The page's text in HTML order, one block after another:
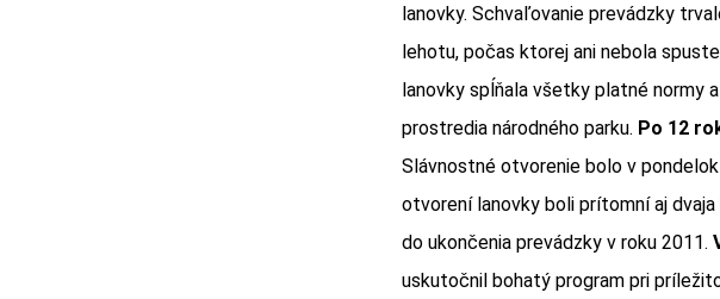
lanovky. Schvaľovanie prevádzky
lehotu, počas ktorej ani nebola
lanovky spĺňala všetky platné normy
prostredia národného parku. Po 12
Slávnostné otvorenie bolo v
otvorení lanovky boli prítomní aj
do ukončenia prevádzky v roku 2011.
uskutočnil bohatý program pri